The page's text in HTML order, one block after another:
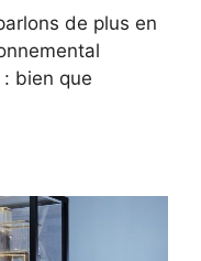
de plus en
bien que